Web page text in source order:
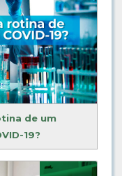
de um
19?